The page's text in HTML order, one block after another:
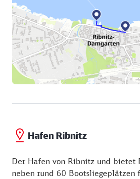
Hafen Ribnitz
Der Hafen von Ribnitz und bietet
neben rund 60 Bootsliegeplätzen